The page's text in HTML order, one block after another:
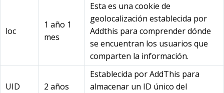
loc
1 año 1
mes
Esta es una cookie de
geolocalización establecida por
Addthis para comprender dónde
se encuentran los usuarios que
comparten la información.
UID 2 años
Establecida por AddThis para
almacenar un ID único del